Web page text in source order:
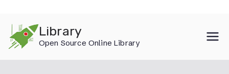
content
Library
Open Source Online Library